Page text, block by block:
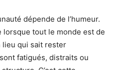
dépende de l’humeur.
tout le monde est de
lieu qui sait rester
fatigués, distraits ou